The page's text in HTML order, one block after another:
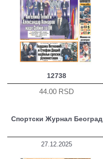
12738
44.00 RSD
Спортски Журнал Београд
27.12.2025